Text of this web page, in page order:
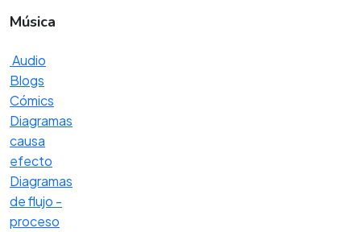
Música
Audio
Blogs
Cómics
Diagramas
causa
efecto
Diagramas
de flujo -
proceso